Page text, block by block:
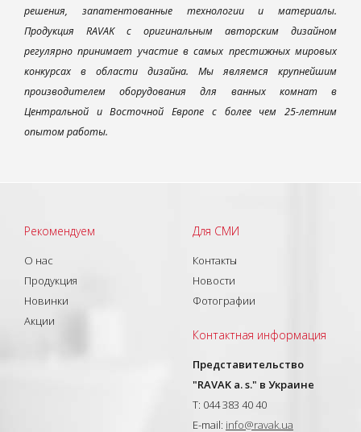
решения, запатентованные технологии и материалы.
Продукция RAVAK с оригинальным авторским дизайном
регулярно принимает участие в самых престижных мировых
конкурсах в области дизайна. Мы являемся крупнейшим
производителем оборудования для ванных комнат в
Центральной и Восточной Европе с более чем 25-летним
опытом работы.
Рекомендуем
О нас
Продукция
Новинки
Акции
Для СМИ
Контакты
Новости
Фотографии
Контактная информация
Представительство
"RAVAK a. s." в Украине
T: 044 383 40 40
E-mail: info@ravak.ua